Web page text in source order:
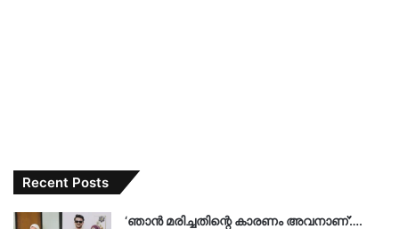
Recent Posts
‘ഞാൻ മരിച്ചതിന്റെ കാരണം അവനാണ്’….